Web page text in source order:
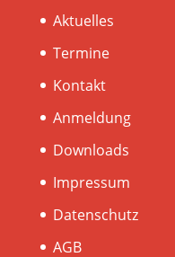
Aktuelles
Termine
Kontakt
Anmeldung
Downloads
Impressum
Datenschutz
AGB